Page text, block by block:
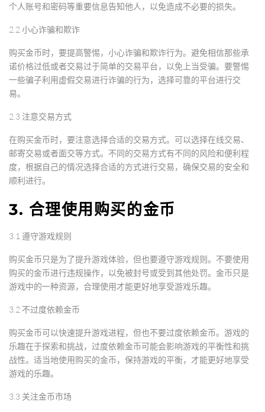
个人账号和密码等重要信息告知他人，以免造成不必要的损失。
2.2 小心诈骗和欺诈
购买金币时，要提高警惕，小心诈骗和欺诈行为。避免相信那些承
诺价格过低或者交易过于简单的交易平台，以免上当受骗。要警惕
一些骗子利用虚假交易进行诈骗的行为，选择可靠的平台进行交
易。
2.3 注意交易方式
在购买金币时，要注意选择合适的交易方式。可以选择在线交易、
邮寄交易或者面交等方式。不同的交易方式有不同的风险和便利程
度，根据自己的情况选择合适的方式进行交易，确保交易的安全和
顺利进行。
3. 合理使用购买的金币
3.1 遵守游戏规则
购买金币只是为了提升游戏体验，但也要遵守游戏规则。不要使用
购买的金币进行违规操作，以免被封号或受到其他处罚。金币只是
游戏中的一种资源，合理使用才能更好地享受游戏乐趣。
3.2 不过度依赖金币
购买金币可以快速提升游戏进程，但也不要过度依赖金币。游戏的
乐趣在于探索和挑战，过度依赖金币可能会影响游戏的平衡性和挑
战性。适当地使用购买的金币，保持游戏的平衡，才能更好地享受
游戏的乐趣。
3.3 关注金币市场